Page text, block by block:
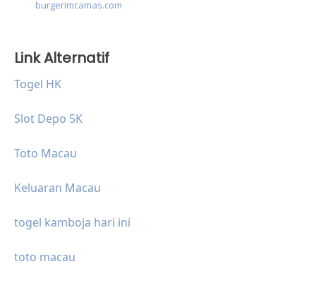
burgerimcamas.com
Link Alternatif
Togel HK
Slot Depo 5K
Toto Macau
Keluaran Macau
togel kamboja hari ini
toto macau